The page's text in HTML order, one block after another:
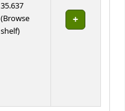
35.637
(Browse
shelf(Opens below)
)